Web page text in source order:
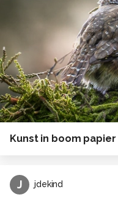
J jdekind